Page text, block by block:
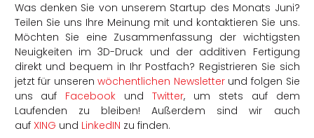
Was denken Sie von unserem Startup des Monats Juni?
Teilen Sie uns Ihre Meinung mit und kontaktieren Sie uns.
Möchten Sie eine Zusammenfassung der wichtigsten
Neuigkeiten im 3D-Druck und der additiven Fertigung
direkt und bequem in Ihr Postfach? Registrieren Sie sich
jetzt für unserenwöchentlichen Newsletterund folgen Sie
uns auf Facebook und Twitter, um stets auf dem
Laufenden zu bleiben! Außerdem sind wir auch
auf XING und LinkedIN zu finden.